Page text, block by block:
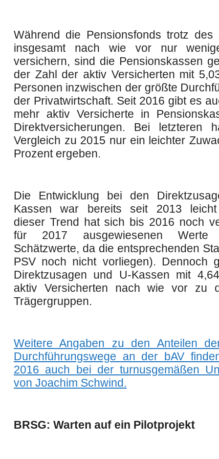
Während die Pensionsfonds trotz des
insgesamt nach wie vor nur
versichern, sind die Pensionskassen
der Zahl der aktiv Versicherten mit
Personen inzwischen der größte
der Privatwirtschaft. Seit 2016 gibt es
mehr aktiv Versicherte in
Direktversicherungen. Bei letzteren
Vergleich zu 2015 nur ein leichter
Prozent ergeben.
Die Entwicklung bei den
Kassen war bereits seit 2013 leicht
dieser Trend hat sich bis 2016 noch
für 2017 ausgewiesenen
Schätzwerte, da die entsprechenden
PSV noch nicht vorliegen). Dennoch
Direktzusagen und U-Kassen mit
aktiv Versicherten nach wie vor zu
Trägergruppen.
Weitere Angaben zu den Anteilen
Durchführungswege an der bAV
2016 auch bei der turnusgemäßen
von Joachim Schwind.
BRSG: Warten auf ein Pilotprojekt